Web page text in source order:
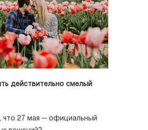
действительно смелый
что 27 мая — официальный